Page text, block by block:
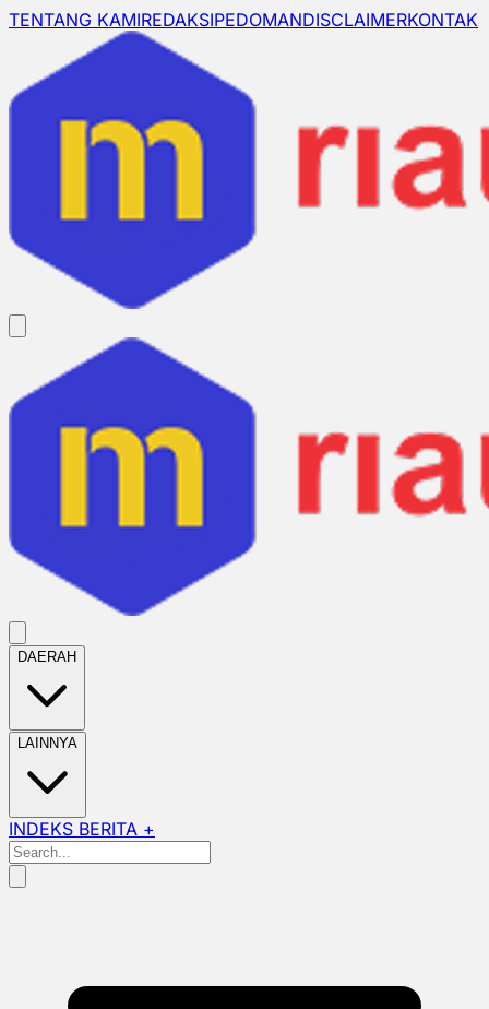
TENTANG KAMIREDAKSIPEDOMANDISCLAIMERKONTAK
DAERAH
LAINNYA
INDEKS BERITA +